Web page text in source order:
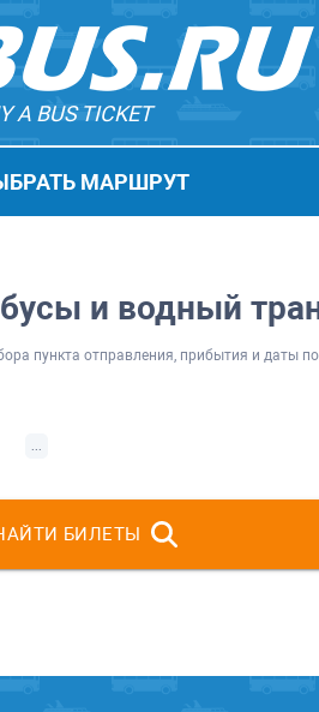
A BUS TICKET
МАРШРУТ
и водный
пункта отправления, прибытия и даты
БИЛЕТЫ